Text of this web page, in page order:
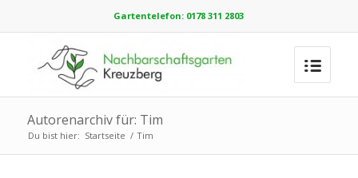
Gartentelefon: 0178 311 2803
Autorenarchiv für: Tim
Du bist hier: Startseite / Tim